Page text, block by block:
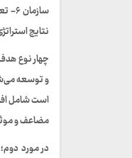
نتایج
چهار نوع
و توسعه
است شامل
مضاعف و
در مورد